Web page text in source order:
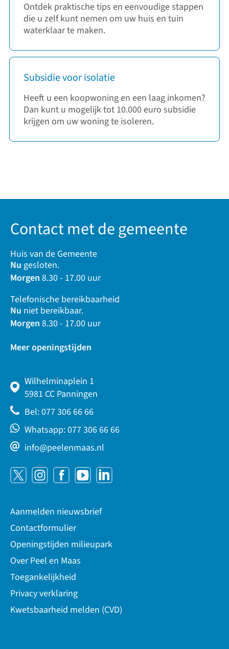
Ontdek praktische tips en eenvoudige stappen
die u zelf kunt nemen om uw huis en tuin
waterklaar te maken.
Subsidie voor isolatie
Heeft u een koopwoning en een laag inkomen?
Dan kunt u mogelijk tot 10.000 euro subsidie
krijgen om uw woning te isoleren.
Contact met de gemeente
Huis van de Gemeente
Nu gesloten.
Morgen 8.30 - 17.00 uur
Telefonische bereikbaarheid
Nu niet bereikbaar.
Morgen 8.30 - 17.00 uur
Meer openingstijden
Wilhelminaplein 1
5981 CC Panningen
Bel: 077 306 66 66
Whatsapp: 077 306 66 66
info@peelenmaas.nl
Aanmelden nieuwsbrief
Contactformulier
Openingstijden milieupark
Over Peel en Maas
Toegankelijkheid
Privacy verklaring
Kwetsbaarheid melden (CVD)